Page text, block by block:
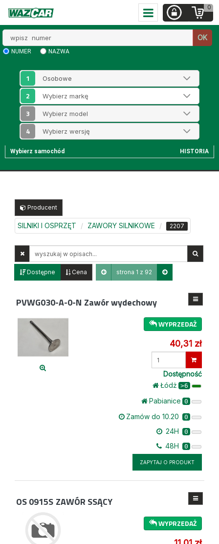
0
numer
OK
NUMER NAZWA
1
2
3
4
Wybierz samochód HISTORIA
Producent
SILNIKI I OSPRZĘT ZAWORY SILNIKOWE 2207
opisach
Dostępne Cena strona 1 z 92
PVWG030-A-0-N Zawór wydechowy
WYPRZEDAŻ
40,31 zł
Dostępność
Łódż >6
Pabianice 0
Zamów do 10.20 0
24H 0
48H 0
ZAPYTAJ O PRODUKT
OS 0915S ZAWÓR SSĄCY
WYPRZEDAŻ